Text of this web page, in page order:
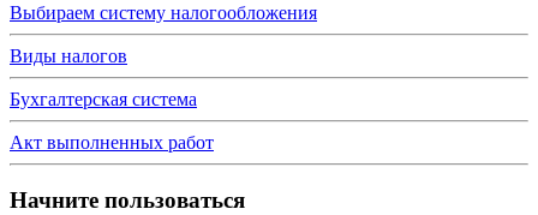
Выбираем систему налогообложения
Виды налогов
Бухгалтерская система
Акт выполненных работ
Начните пользоваться